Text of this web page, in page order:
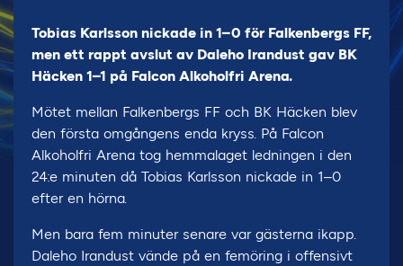
Tobias Karlsson nickade in 1–0 för Falkenbergs FF,
men ett rappt avslut av Daleho Irandust gav BK
Häcken 1–1 på Falcon Alkoholfri Arena.
Mötet mellan Falkenbergs FF och BK Häcken blev
den första omgångens enda kryss. På Falcon
Alkoholfri Arena tog hemmalaget ledningen i den
24:e minuten då Tobias Karlsson nickade in 1–0
efter en hörna.
Men bara fem minuter senare var gästerna ikapp.
Daleho Irandust vände på en femöring i offensivt